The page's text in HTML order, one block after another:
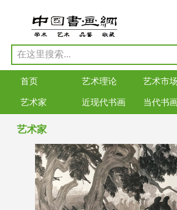
首页 艺术理论 艺术市场
艺术家 近现代书画 当代书
艺术家